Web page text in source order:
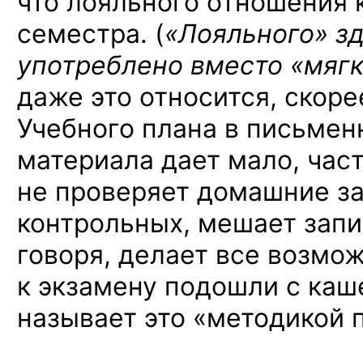
семестра. («Лояльного»
употреблено вместо
даже это относится,
Учебного плана в
материала дает мало,
не проверяет домашние
контрольных, мешает
говоря, делает все
к экзамену подошли с
называет это «методикой